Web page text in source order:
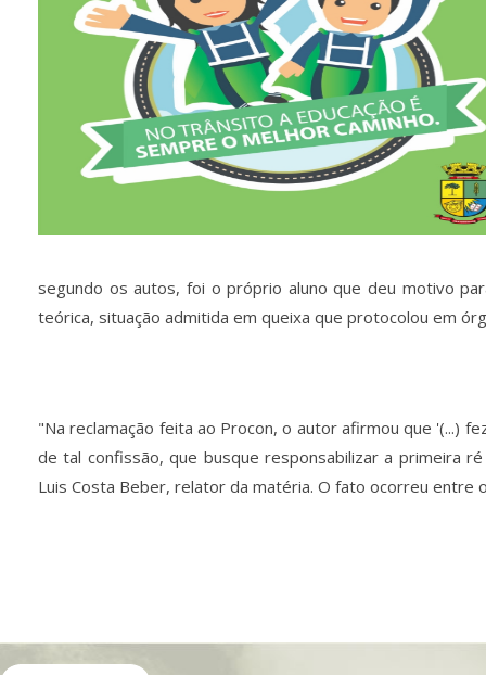
segundo os autos, foi o próprio aluno que deu motivo
teórica, situação admitida em queixa que protocolou em
"Na reclamação feita ao Procon, o autor afirmou que '(...)
de tal confissão, que busque responsabilizar a primeira
Luis Costa Beber, relator da matéria. O fato ocorreu entre